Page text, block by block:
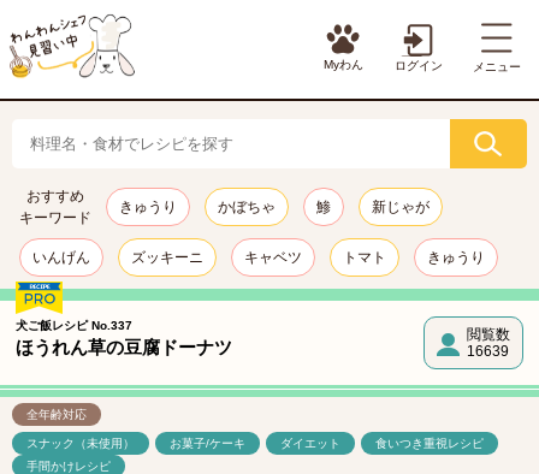
Myわん ログイン メニュー
おすすめ
キーワード
きゅうり かぼちゃ 鯵 新じゃが
いんげん ズッキーニ キャベツ トマト きゅうり
犬ご飯レシピ No.337
ほうれん草の豆腐ドーナツ
閲覧数
16639
全年齢対応
スナック（未使用） お菓子/ケーキ ダイエット
食いつき重視レシピ
手間かけレシピ